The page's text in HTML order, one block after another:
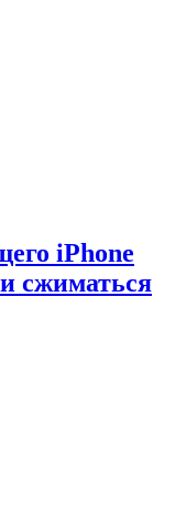
iPhone
сжиматься